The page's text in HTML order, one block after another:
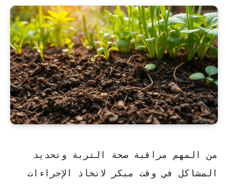
من المهم مراقبة صحة التربة وتحديد
المشاكل في وقت مبكر لاتخاذ الإجراءات